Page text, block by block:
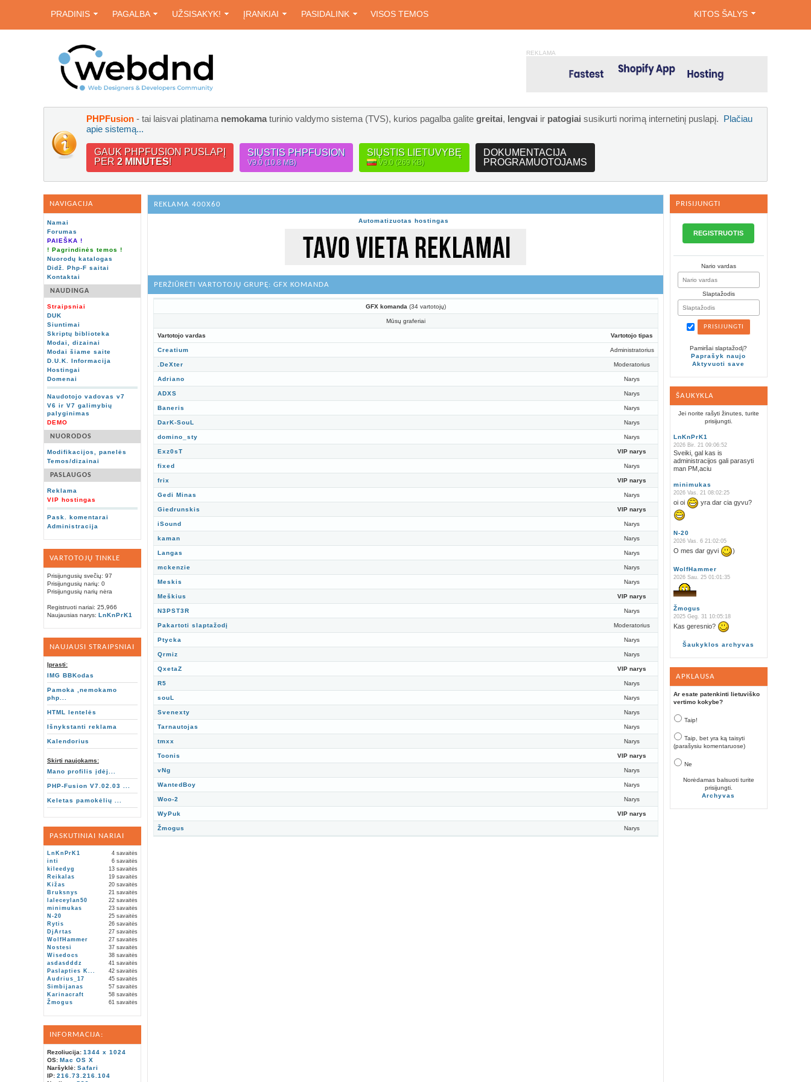
PRADINIS PAGALBA UŽSISAKYK! ĮRANKIAI PASIDALINK VISOS TEMOS KITOS ŠALYS
REKLAMA
PHPFusion - tai laisvai platinama nemokama turinio valdymo sistema (TVS), kurios pagalba galite greitai, lengvai ir patogiai susikurti norimą internetinį puslapį. Plačiau
apie sistemą...
GAUK PHPFUSION PUSLAPĮ
PER 2 MINUTES!
SIŲSTIS PHPFUSION
V9.0 (10.8 MB)
SIŲSTIS LIETUVYBĘ
V9.0 (269 KB)
DOKUMENTACIJA
PROGRAMUOTOJAMS
NAVIGACIJA
Namai
Forumas
PAIEŠKA !
! Pagrindinės temos !
Nuorodų katalogas
Didž. Php-F saitai
Kontaktai
NAUDINGA
Straipsniai
DUK
Siuntimai
Skriptų biblioteka
Modai, dizainai
Modai šiame saite
D.U.K. Informacija
Hostingai
Domenai
Naudotojo vadovas v7
V6 ir V7 galimybių
palyginimas
DEMO
NUORODOS
Modifikacijos, panelės
Temos/dizainai
PASLAUGOS
Reklama
VIP hostingas
Pask. komentarai
Administracija
VARTOTOJŲ TINKLE
Prisijungusių svečių: 97
Prisijungusių narių: 0
Prisijungusių narių nėra
Registruoti nariai: 25,966
Naujausias narys: LnKnPrK1
NAUJAUSI STRAIPSNIAI
Įprasti:
IMG BBKodas
Pamoka ,nemokamo
php...
HTML lentelės
Išnykstanti reklama
Kalendorius
Skirti naujokams:
Mano profilis įdėj...
PHP-Fusion V7.02.03 ...
Keletas pamokėlių ...
PASKUTINIAI NARIAI
LnKnPrK1
4 savaitės
inti
6 savaitės
kileedyg
13 savaitės
Reikalas
19 savaitės
Kižas
20 savaitės
Bruksnys
21 savaitės
laleceylan50
22 savaitės
minimukas
23 savaitės
N-20
25 savaitės
Rytis
26 savaitės
DjArtas
27 savaitės
WolfHammer
27 savaitės
Nostesi
37 savaitės
Wisedocs
38 savaitės
asdasdddz
41 savaitės
Paslapties K...
42 savaitės
Audrius_17
45 savaitės
Simbijanas
57 savaitės
Karinacraft
58 savaitės
Žmogus
61 savaitės
INFORMACIJA:
Rezoliucija: 1344 x 1024
OS: Mac OS X
Naršyklė: Safari
IP: 216.73.216.104
PRISIJUNGTI
REGISTRUOTIS
Nario vardas
Slaptažodis
Pamiršai slaptažodį?
Paprašyk naujo
Aktyvuoti save
ŠAUKYKLA
Jei norite rašyti žinutes, turite
prisijungti.
LnKnPrK1
2026 Bir. 21 09:06:52
Sveiki, gal kas is
administracijos gali parasyti
man PM,aciu
minimukas
2026 Vas. 21 08:02:25
oi oi yra dar cia gyvu?
N-20
2026 Vas. 6 21:02:05
O mes dar gyvi )
WolfHammer
2026 Sau. 25 01:01:35
Žmogus
2025 Geg. 31 10:05:18
Kas geresnio?
Šaukyklos archyvas
APKLAUSA
Ar esate patenkinti lietuviško
vertimo kokybe?
Taip!
Taip, bet yra ką taisyti
(parašysiu komentaruose)
Ne
Norėdamas balsuoti turite
prisijungti.
Archyvas
REKLAMA 400X60
Automatizuotas hostingas
PERŽIŪRĖTI VARTOTOJŲ GRUPĘ: GFX KOMANDA
GFX komanda (34 vartotojų)
Mūsų graferiai
Vartotojo vardas Vartotojo tipas
Creatium Administratorius
.DeXter Moderatorius
Adriano Narys
ADXS Narys
Baneris Narys
DarK-SouL Narys
domino_sty Narys
Exz0sT VIP narys
fixed Narys
frix VIP narys
Gedi Minas Narys
Giedrunskis VIP narys
iSound Narys
kaman Narys
Langas Narys
mckenzie Narys
Meskis Narys
Meškius VIP narys
N3PST3R Narys
Pakartoti slaptažodį Moderatorius
Ptycka Narys
Qrmiz Narys
QxetaZ VIP narys
R5 Narys
souL Narys
Svenexty Narys
Tarnautojas Narys
tmxx Narys
Toonis VIP narys
vNg Narys
WantedBoy Narys
Woo-2 Narys
WyPuk VIP narys
Žmogus Narys